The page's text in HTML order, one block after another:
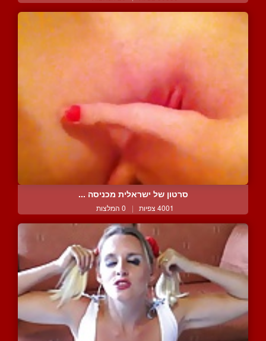
סרטון של ישראלית מכניסה ...
4001 צפיות | 0 המלצות